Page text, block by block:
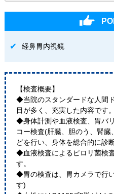
経鼻胃内視鏡
【検査概要】
◆当院のスタンダードな人間
目が多く、充実した内容です。
◆身体計測や血液検査、胃バ
コー検査(肝臓、胆のう、腎
どを行い、身体を総合的に診
◆血液検査によるピロリ菌検
す。
◆胃の検査は、胃カメラで行
す)